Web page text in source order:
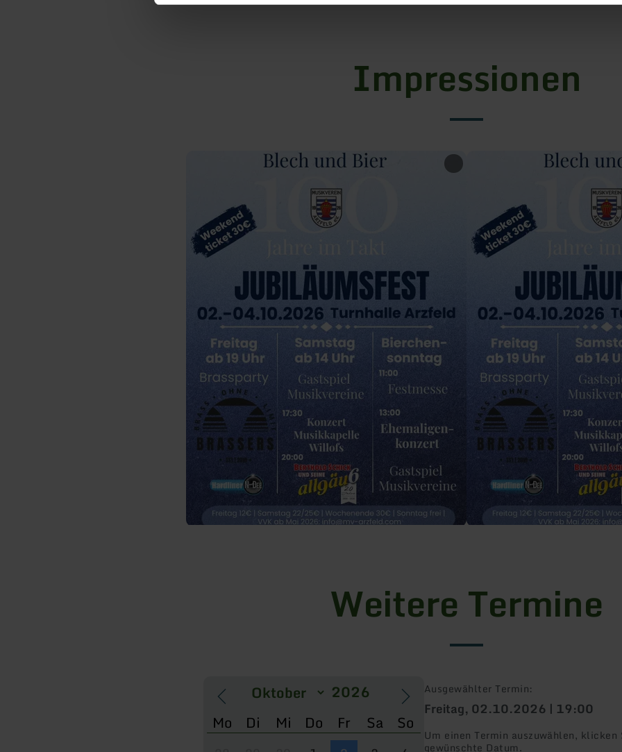
Impressionen
Weitere Termine
Mo Di Mi Do Fr Sa So
Ausgewählter Termin:
Freitag, 02.10.2026 | 19:00
Um einen Termin auszuwählen,
gewünschte Datum.